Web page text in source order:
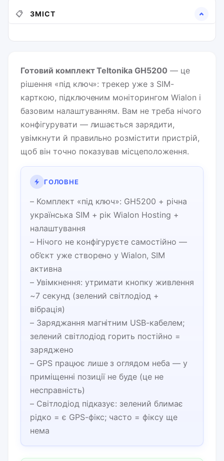
📋 ЗМІСТ
Готовий комплект Teltonika GH5200 — це
рішення «під ключ»: трекер уже з SIM-
карткою, підключеним моніторингом Wialon і
базовим налаштуванням. Вам не треба нічого
конфігурувати — лишається зарядити,
увімкнути й правильно розмістити пристрій,
щоб він точно показував місцеположення.
ГОЛОВНЕ
– Комплект «під ключ»: GH5200 + річна
українська SIM + рік Wialon Hosting +
налаштування
– Нічого не конфігуруєте самостійно —
об’єкт уже створено у Wialon, SIM
активна
– Увімкнення: утримати кнопку живлення
~7 секунд (зелений світлодіод +
вібрація)
– Заряджання магнітним USB-кабелем;
зелений світлодіод горить постійно =
заряджено
– GPS працює лише з оглядом неба — у
приміщенні позиції не буде (це не
несправність)
– Світлодіод підказує: зелений блимає
рідко = є GPS-фікс; часто = фіксу ще
нема